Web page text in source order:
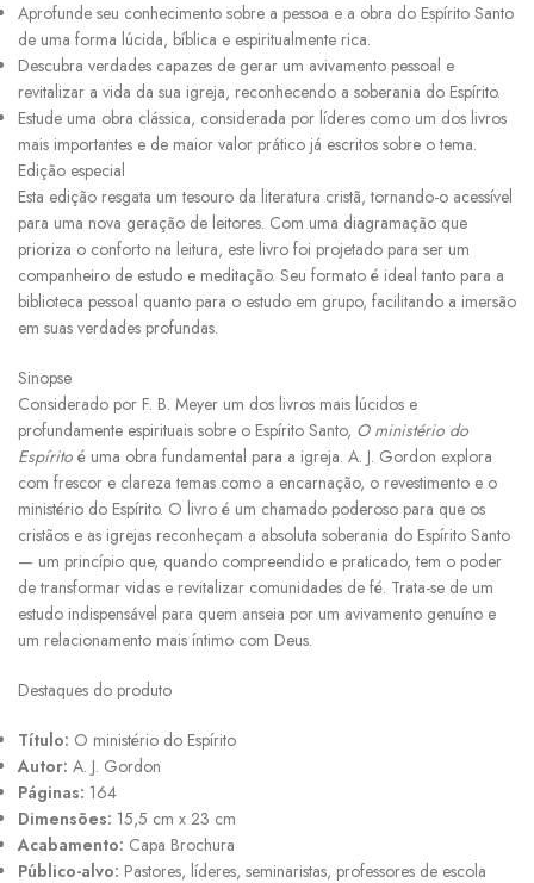
Aprofunde seu conhecimento sobre a pessoa e a obra do Espírito Santo
de uma forma lúcida, bíblica e espiritualmente rica.
Descubra verdades capazes de gerar um avivamento pessoal e
revitalizar a vida da sua igreja, reconhecendo a soberania do Espírito.
Estude uma obra clássica, considerada por líderes como um dos livros
mais importantes e de maior valor prático já escritos sobre o tema.
Edição especial
Esta edição resgata um tesouro da literatura cristã, tornando-o acessível
para uma nova geração de leitores. Com uma diagramação que
prioriza o conforto na leitura, este livro foi projetado para ser um
companheiro de estudo e meditação. Seu formato é ideal tanto para a
biblioteca pessoal quanto para o estudo em grupo, facilitando a imersão
em suas verdades profundas.
Sinopse
Considerado por F. B. Meyer um dos livros mais lúcidos e
profundamente espirituais sobre o Espírito Santo, O ministério do
Espírito é uma obra fundamental para a igreja. A. J. Gordon explora
com frescor e clareza temas como a encarnação, o revestimento e o
ministério do Espírito. O livro é um chamado poderoso para que os
cristãos e as igrejas reconheçam a absoluta soberania do Espírito Santo
— um princípio que, quando compreendido e praticado, tem o poder
de transformar vidas e revitalizar comunidades de fé. Trata-se de um
estudo indispensável para quem anseia por um avivamento genuíno e
um relacionamento mais íntimo com Deus.
Destaques do produto
Título: O ministério do Espírito
Autor: A. J. Gordon
Páginas: 164
Dimensões: 15,5 cm x 23 cm
Acabamento: Capa Brochura
Público-alvo: Pastores, líderes, seminaristas, professores de escola